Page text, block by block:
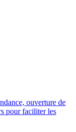
ouverture de
pour faciliter les